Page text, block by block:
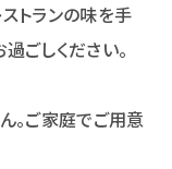
トランの味を手
ごしください。
。ご家庭でご用意